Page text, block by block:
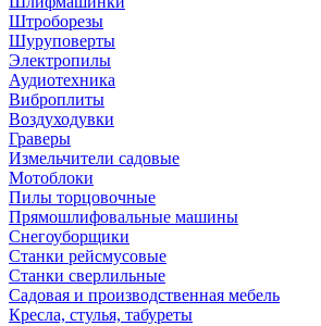
Штроборезы
Шуруповерты
Электропилы
Аудиотехника
Виброплиты
Воздуходувки
Граверы
Измельчители садовые
Мотоблоки
Пилы торцовочные
Прямошлифовальные машины
Снегоуборщики
Станки рейсмусовые
Станки сверлильные
Садовая и производственная мебель
Кресла, стулья, табуреты